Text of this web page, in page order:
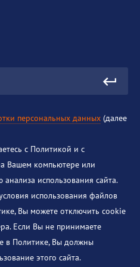
персональных данных (далее
с Политикой и с
Вашем компьютере или
использования сайта.
использования файлов
Вы можете отключить cookie
Если Вы не принимаете
в Политике, Вы должны
этого сайта.